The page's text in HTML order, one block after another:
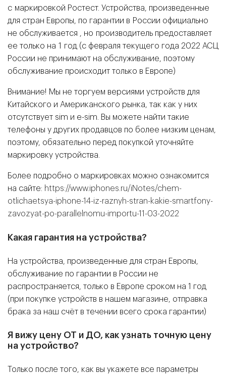
с маркировкой Ростест. Устройства, произведенные
для стран Европы, по гарантии в России официально
не обслуживается , но производитель предоставляет
ее только на 1 год (с февраля текущего года 2022 АСЦ
России не принимают на обслуживание, поэтому
обслуживание происходит только в Европе)
Внимание! Мы не торгуем версиями устройств для
Китайского и Американского рынка, так как у них
отсутствует sim и e-sim. Вы можете найти такие
телефоны у других продавцов по более низким ценам,
поэтому, обязательно перед покупкой уточняйте
маркировку устройства.
Более подробно о маркировках можно ознакомится
на сайте: https://www.iphones.ru/iNotes/chem-
otlichaetsya-iphone-14-iz-raznyh-stran-kakie-smartfony-
zavozyat-po-parallelnomu-importu-11-03-2022
Какая гарантия на устройства?
На устройства, произведенные для стран Европы,
обслуживание по гарантии в России не
распространяется, только в Европе сроком на 1 год
(при покупке устройств в нашем магазине, отправка
брака за наш счёт в течении всего срока гарантии)
Я вижу цену ОТ и ДО, как узнать точную цену
на устройство?
Только после того, как вы укажете все параметры